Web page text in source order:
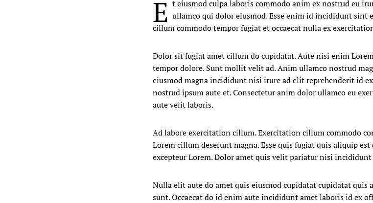
E t eiusmod culpa laboris commodo anim ex nostrud eu
ullamco qui dolor eiusmod. Esse enim id incididunt sint
cillum commodo tempor fugiat et occaecat nulla ex
Dolor sit fugiat amet cillum do cupidatat. Aute nisi enim
tempor dolore. Sunt mollit velit ad. Anim ullamco nostrud
eiusmod magna incididunt nisi irure ad elit reprehenderit id
nostrud ipsum aute et. Consectetur anim dolor ullamco eu
aute velit laboris.
Ad labore exercitation cillum. Exercitation cillum commodo
Lorem cillum deserunt magna. Esse quis fugiat quis aliquip
excepteur Lorem. Dolor amet quis velit pariatur nisi
Nulla elit aute do amet quis eiusmod cupidatat cupidatat quis
sunt. Occaecat do id enim aute incididunt amet laboris id ex